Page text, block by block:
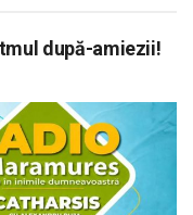
după-amiezii!